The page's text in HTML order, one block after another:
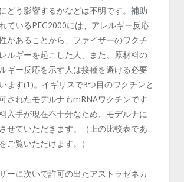
どう影響するかなどは不明です。補助
ているPEG2000には、アレルギー反応
があることから、ファイザーのワクチ
ルギーを起こした人、また、原材料の
ギー反応を示す人は接種を避ける必要
ます(1)。イギリスで3つ目のワクチンと
されたモデルナもmRNAワクチンです
入手が現在不十分なため、モデルナに
せていただきます。（上の比較表であ
ご覧いただけます。）
ーに次いで許可の出たアストラゼネカ